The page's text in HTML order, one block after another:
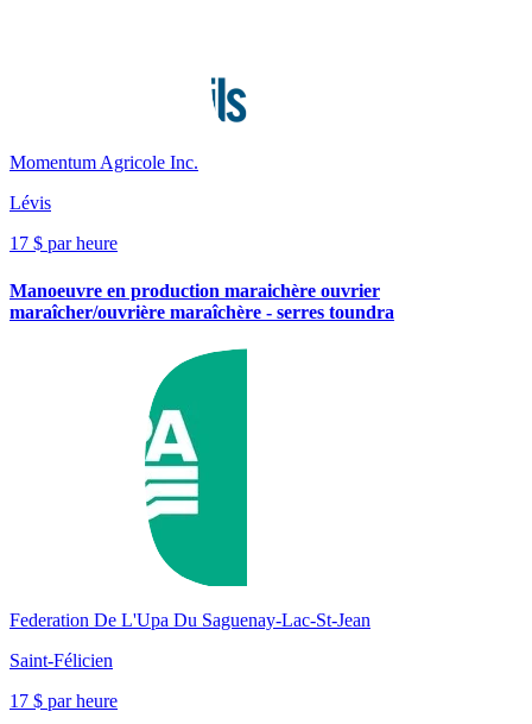
Momentum Agricole Inc.
Lévis
17 $ par heure
Manoeuvre en production maraichère ouvrier
maraîcher/ouvrière maraîchère - serres toundra
Federation De L'Upa Du Saguenay-Lac-St-Jean
Saint-Félicien
17 $ par heure